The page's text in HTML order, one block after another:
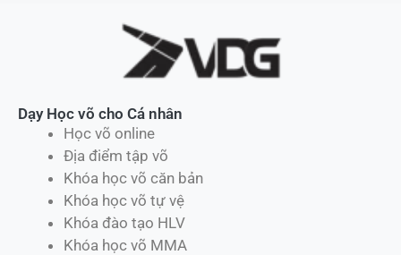
Dạy Học võ cho Cá nhân
Học võ online
Địa điểm tập võ
Khóa học võ căn bản
Khóa học võ tự vệ
Khóa đào tạo HLV
Khóa học võ MMA